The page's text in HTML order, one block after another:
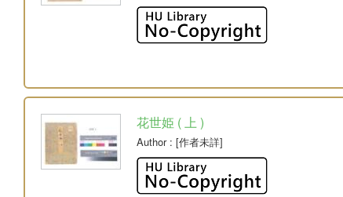
花世姫 ( 上 )
Author: [作者未詳]